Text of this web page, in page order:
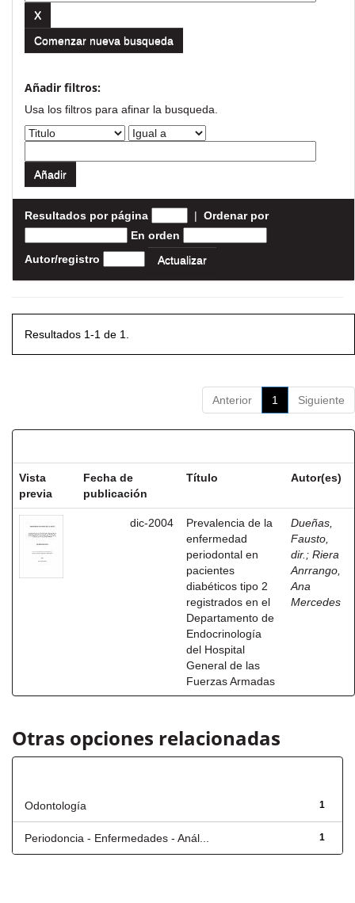
Comenzar nueva busqueda
Añadir filtros:
Usa los filtros para afinar la busqueda.
Resultados por página | Ordenar por
En orden
Autor/registro
Resultados 1-1 de 1.
Anterior 1 Siguiente
Vista
previa
Fecha de
publicación
Título Autor(es)
dic-2004
Prevalencia de la
enfermedad
periodontal en
pacientes
diabéticos tipo 2
registrados en el
Departamento de
Endocrinología
del Hospital
General de las
Fuerzas Armadas
Dueñas,
Fausto,
dir. ; Riera
Anrrango,
Ana
Mercedes
Otras opciones relacionadas
1
Odontología
1
Periodoncia - Enfermedades - Anál...